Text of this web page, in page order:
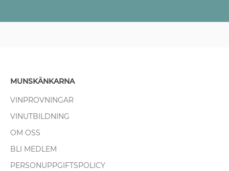
MUNSKÄNKARNA
VINPROVNINGAR
VINUTBILDNING
OM OSS
BLI MEDLEM
PERSONUPPGIFTSPOLICY